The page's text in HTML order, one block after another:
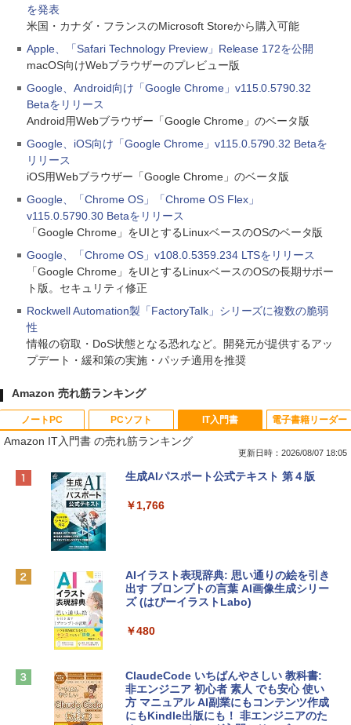
を発表
米国・カナダ・フランスのMicrosoft Storeから購入可能
Apple、「Safari Technology Preview」Release 172を公開
macOS向けWebブラウザーのプレビュー版
Google、Android向け「Google Chrome」v115.0.5790.32
Betaをリリース
Android用Webブラウザー「Google Chrome」のベータ版
Google、iOS向け「Google Chrome」v115.0.5790.32 Betaを
リリース
iOS用Webブラウザー「Google Chrome」のベータ版
Google、「Chrome OS」「Chrome OS Flex」
v115.0.5790.30 Betaをリリース
「Google Chrome」をUIとするLinuxベースのOSのベータ版
Google、「Chrome OS」v108.0.5359.234 LTSをリリース
「Google Chrome」をUIとするLinuxベースのOSの長期サポー
ト版。セキュリティ修正
Rockwell Automation製「FactoryTalk」シリーズに複数の脆弱
性
情報の窃取・DoS状態となる恐れなど。開発元が提供するアッ
プデート・緩和策の実施・パッチ適用を推奨
Amazon 売れ筋ランキング
ノートPC
Apple 2026 MacBook Neo A18 Proチッ
e Intelligence、Liquid Retinaディスプ
￥162,598
tomtoc 360°保護 15.6 16インチ パソコ
￥2,952
PCソフト
Robloxギフトカード - 800 Robux 【限
インゲームコード】 ロブロックス | オン
Microsoft Office Home & Business 202
4(最新 永続版)|オンラインコード版|Wind
Robloxギフトカード - 2,000 Robux 【限
定バーチャルアイテムを含む】 【オンラ
インゲームコード】 ロブロックス | オン
IT入門書
Amazon IT入門書 の売れ筋ランキング
更新日時：2026/08/07 18:05
生成AIパスポート公式テキスト 第４版
￥1,766
AIイラスト表現辞典: 思い通りの絵を引き
出す プロンプトの言葉 AI画像生成シリー
ズ (はぴーイラストLabo)
￥480
ClaudeCode いちばんやさしい 教科書:
非エンジニア 初心者 素人 でも安心 使い
方 マニュアル AI副業にもコンテンツ作成
にもKindle出版にも！ 非エンジニアのた
電子書籍リーダー